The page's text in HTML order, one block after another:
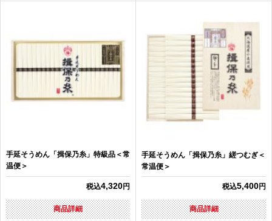
手延そうめん「揖保乃糸」特級品＜常
温便＞
税込4,320円
商品詳細
手延そうめん「揖保乃糸」縒つむぎ＜
常温便＞
税込5,400円
商品詳細